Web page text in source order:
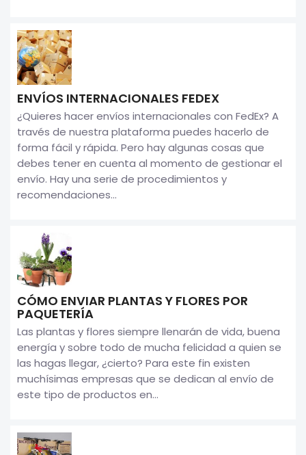
ENVÍOS INTERNACIONALES FEDEX
¿Quieres hacer envíos internacionales con FedEx? A
través de nuestra plataforma puedes hacerlo de
forma fácil y rápida. Pero hay algunas cosas que
debes tener en cuenta al momento de gestionar el
envío. Hay una serie de procedimientos y
recomendaciones...
CÓMO ENVIAR PLANTAS Y FLORES POR
PAQUETERÍA
Las plantas y flores siempre llenarán de vida, buena
energía y sobre todo de mucha felicidad a quien se
las hagas llegar, ¿cierto? Para este fin existen
muchísimas empresas que se dedican al envío de
este tipo de productos en...